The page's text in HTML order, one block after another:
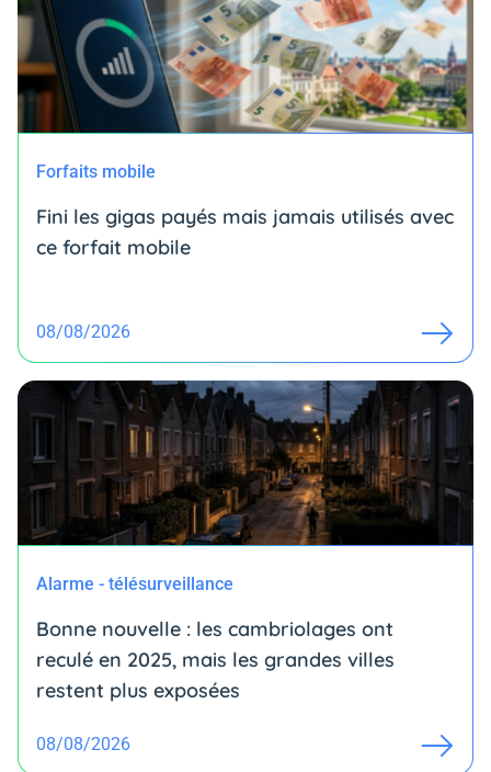
Forfaits mobile
Fini les gigas payés mais jamais utilisés avec
ce forfait mobile
08/08/2026
Alarme - télésurveillance
Bonne nouvelle : les cambriolages ont
reculé en 2025, mais les grandes villes
restent plus exposées
08/08/2026